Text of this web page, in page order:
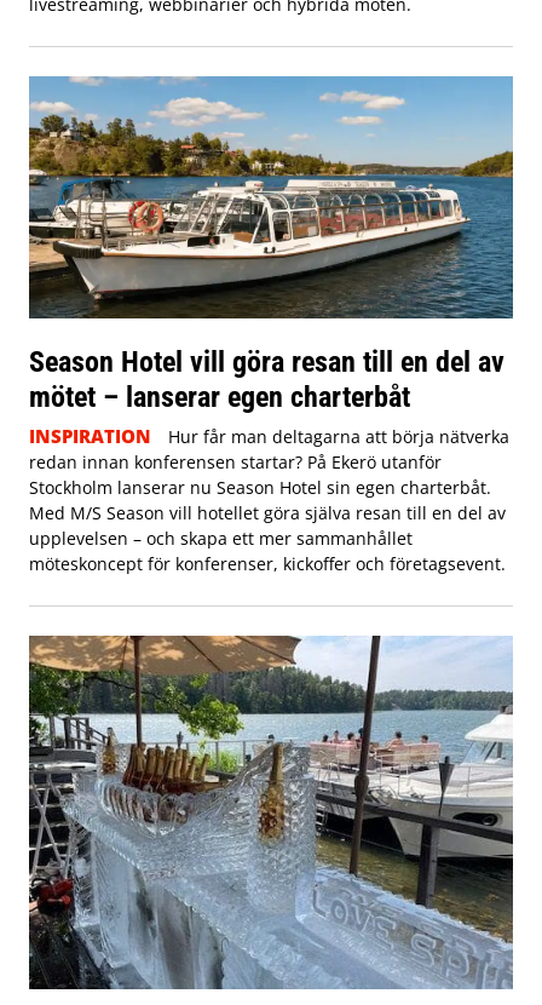
Season Hotel vill göra resan till en del av
mötet – lanserar egen charterbåt
INSPIRATION
Hur får man deltagarna att börja nätverka
redan innan konferensen startar? På Ekerö utanför
Stockholm lanserar nu Season Hotel sin egen charterbåt.
Med M/S Season vill hotellet göra själva resan till en del av
upplevelsen – och skapa ett mer sammanhållet
möteskoncept för konferenser, kickoffer och företagsevent.